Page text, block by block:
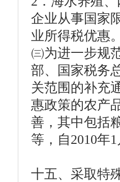
企业从事国家
业所得税优惠
㈢为进一步规
部、国家税务
关范围的补充
惠政策的农产
善，其中包括
等，自2010年
十五、采取特